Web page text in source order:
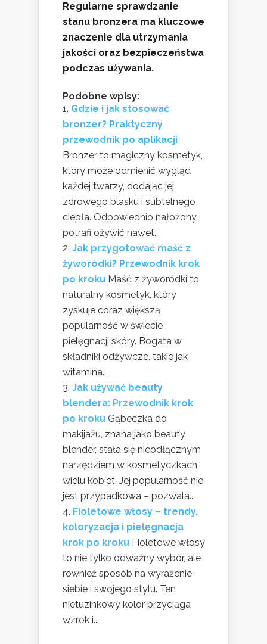
Regularne sprawdzanie
stanu bronzera ma kluczowe
znaczenie dla utrzymania
jakości oraz bezpieczeństwa
podczas używania.
Podobne wpisy:
Gdzie i jak stosować
bronzer? Praktyczny
przewodnik po aplikacji
Bronzer to magiczny kosmetyk,
który może odmienić wygląd
każdej twarzy, dodając jej
zdrowego blasku i subtelnego
ciepła. Odpowiednio nałożony,
potrafi ożywić nawet...
Jak przygotować maść z
żyworódki? Przewodnik krok
po kroku Maść z żyworódki to
naturalny kosmetyk, który
zyskuje coraz większą
popularność w świecie
pielęgnacji skóry. Bogata w
składniki odżywcze, takie jak
witamina...
Jak używać beauty
blendera: Przewodnik krok
po kroku Gąbeczka do
makijażu, znana jako beauty
blender, stała się nieodłącznym
narzędziem w kosmetyczkach
wielu kobiet. Jej popularność nie
jest przypadkowa – pozwala...
Fioletowe włosy – trendy,
koloryzacja i pielęgnacja
krok po kroku Fioletowe włosy
to nie tylko odważny wybór, ale
również sposób na wyrażenie
siebie i swojego stylu. Ten
nietuzinkowy kolor przyciąga
wzrok i...